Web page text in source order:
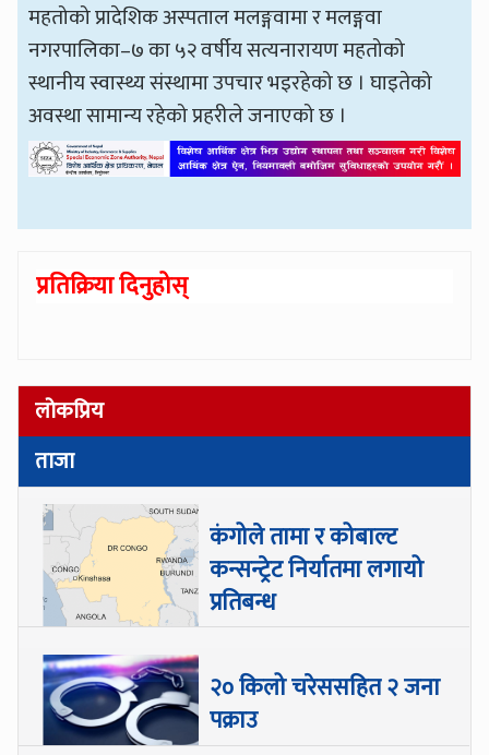
महतोको प्रादेशिक अस्पताल मलङ्गवामा र मलङ्गवा
नगरपालिका–७ का ५२ वर्षीय सत्यनारायण महतोको
स्थानीय स्वास्थ्य संस्थामा उपचार भइरहेको छ । घाइतेको
अवस्था सामान्य रहेको प्रहरीले जनाएको छ ।
प्रतिक्रिया दिनुहोस्
लोकप्रिय
ताजा
कंगोले तामा र कोबाल्ट
कन्सन्ट्रेट निर्यातमा लगायो
प्रतिबन्ध
२० किलो चरेससहित २ जना
पक्राउ